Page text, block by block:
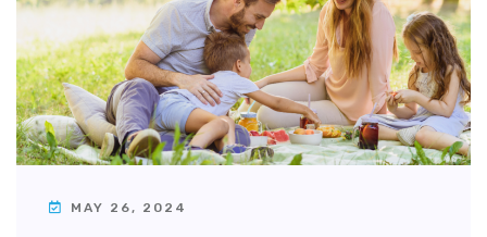
MAY 26, 2024